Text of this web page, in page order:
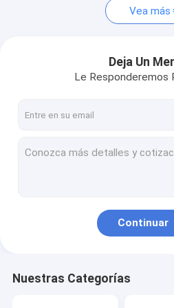
Vea más
Deja Un
Le Responderemos
Continuar
Nuestras Categorías